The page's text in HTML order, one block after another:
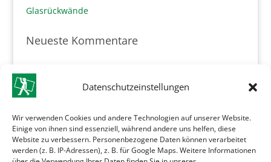
Datenschutzeinstellungen
Wir verwenden Cookies und andere Technologien auf unserer Website.
Einige von ihnen sind essenziell, während andere uns helfen, diese
Website zu verbessern. Personenbezogene Daten können verarbeitet
werden (z. B. IP-Adressen), z. B. für Google Maps. Weitere Informationen
Glasrückwände
Neueste Kommentare
Archive
März 2020
Mai 2016
Kategorien